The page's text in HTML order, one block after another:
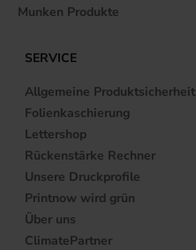
Munken Produkte
SERVICE
Allgemeine Produktsicherheit
Folienkaschierung
Lettershop
Rückenstärke Rechner
Unsere Druckprofile
Printnow wird grün
Über uns
ClimatePartner